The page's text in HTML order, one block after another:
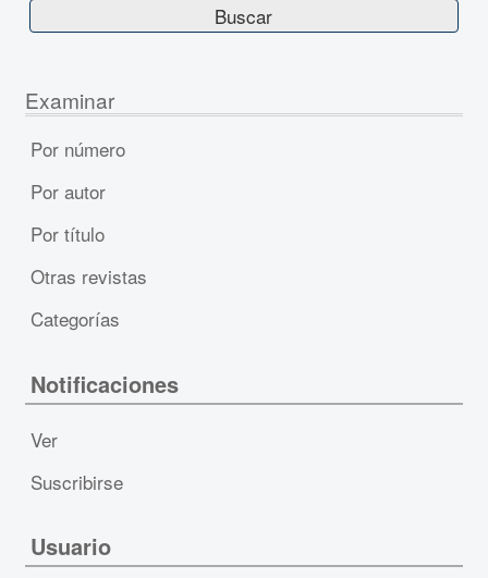
Examinar
Por número
Por autor
Por título
Otras revistas
Categorías
Notificaciones
Ver
Suscribirse
Usuario